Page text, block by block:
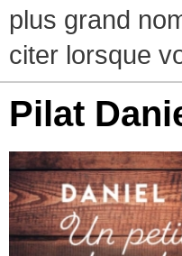
plus grand
citer lorsque
Pilat